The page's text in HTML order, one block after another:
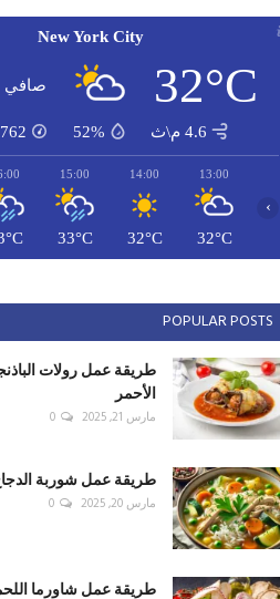
New York City
32°C صافي
4.6 م\ث 52%
762
13:00
32°C
14:00
32°C
15:00
33°C
›
POPULAR POSTS
طريقة عمل رولات
الأحمر
مارس 21, 2025 0
طريقة عمل شوربة الدجاج
مارس 20, 2025 0
طريقة عمل شاورما